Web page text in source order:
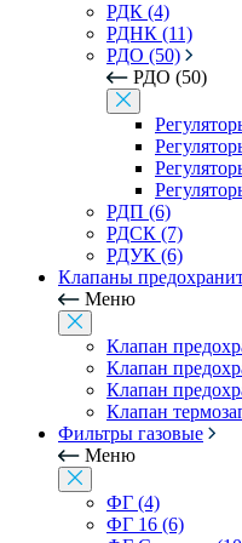
РДК (4)
РДНК (11)
РДО (50)
РДО (50)
РДП (6)
РДСК (7)
РДУК (6)
Клапаны
Меню
Клапан
Клапан
Клапан
Клапан
Фильтры газовые
Меню
ФГ (4)
ФГ 16 (6)